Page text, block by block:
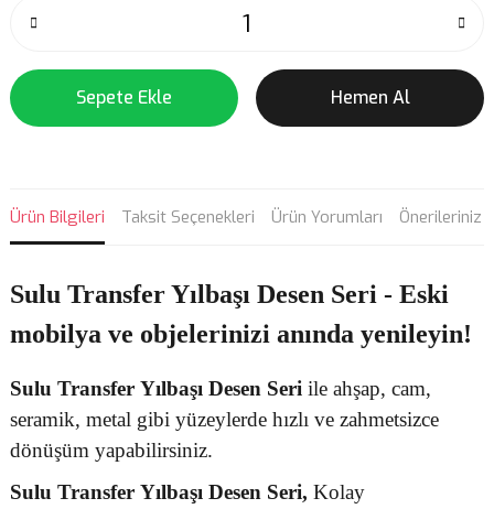
Sepete Ekle Hemen Al
Ürün Bilgileri Taksit Seçenekleri Ürün Yorumları Önerileriniz
Sulu Transfer Yılbaşı Desen Seri - Eski
mobilya ve objelerinizi anında yenileyin!
Sulu Transfer Yılbaşı Desen Seri ile ahşap, cam,
seramik, metal gibi yüzeylerde hızlı ve zahmetsizce
dönüşüm yapabilirsiniz.
Sulu Transfer Yılbaşı Desen Seri, Kolay